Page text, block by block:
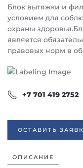
Блок вытяжки и
условием для
охраны
является
правовых норм в
+7 701 419 2752
ОСТАВИТЬ
ОПИСАНИЕ